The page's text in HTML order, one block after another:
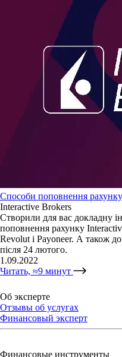
Способи поповнення
Interactive Brokers
Створили для вас докладну
поповнення рахунку
Revolut і Payoneer. А також
після 24 лютого.
1.09.2022
Читать, ≈9 минут
Об эксперте
Отзывы об услугах
Финансовый эксперт
Финансовые инструменты